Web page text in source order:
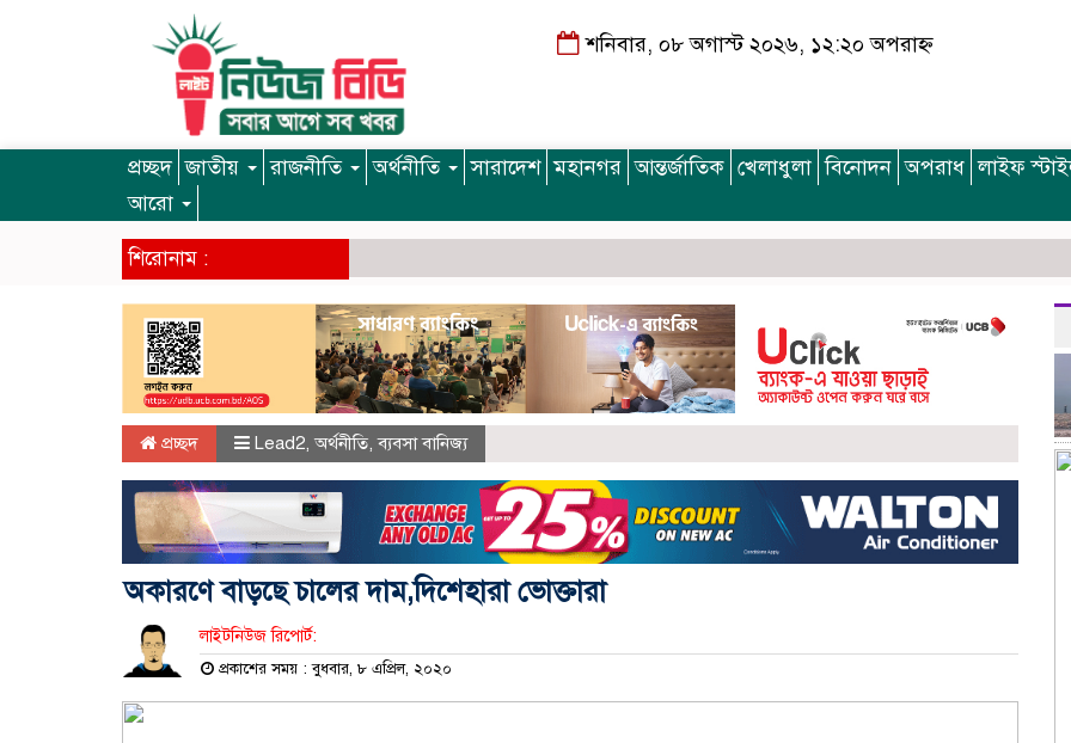
শনিবার, ০৮ অগাস্ট ২০২৬, ১২:২০ অপরাহ্ন
প্রচ্ছদ জাতীয় রাজনীতি অর্থনীতি সারাদেশ মহানগর আন্তর্জাতিক খেলাধুলা বিনোদন অপরাধ লাইফ
আরো
শিরোনাম :
প্রচ্ছদ Lead2, অর্থনীতি,ব্যবসা বানিজ্য
অকারণে বাড়ছে চালের দাম,দিশেহারা ভোক্তারা
লাইটনিউজ রিপোর্ট:
প্রকাশের সময় : বুধবার, ৮ এপ্রিল, ২০২০